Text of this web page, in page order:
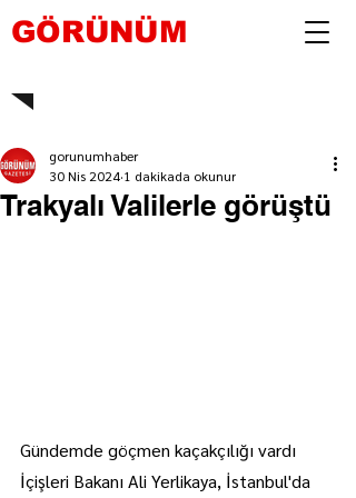
GÖRÜNÜM
Trakyalı Valilerle görüştü
gorunumhaber
30 Nis 2024 1 dakikada okunur
Gündemde göçmen kaçakçılığı vardı
İçişleri Bakanı Ali Yerlikaya, İstanbul'da